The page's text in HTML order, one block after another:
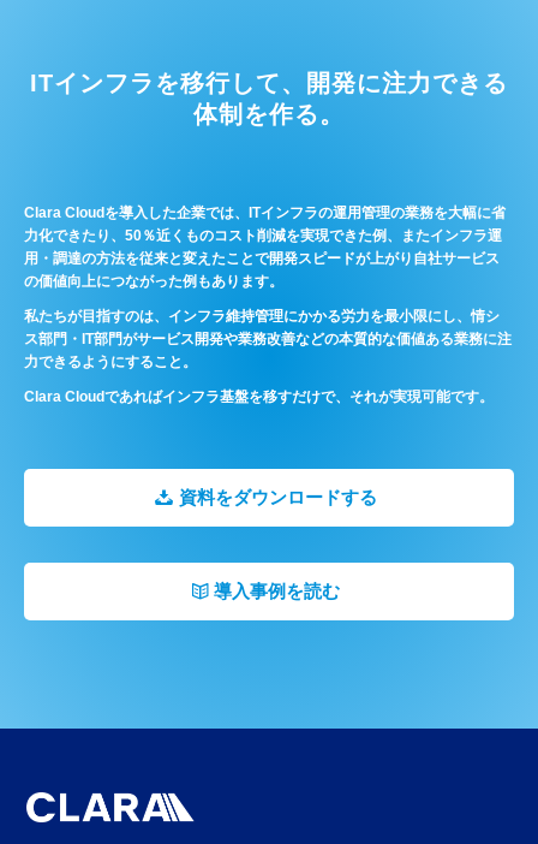
ITインフラを移行して、開発に注力できる
体制を作る。
Clara Cloudを導入した企業では、ITインフラの運用管理の業務を大幅に省
力化できたり、50％近くものコスト削減を実現できた例、またインフラ運
用・調達の方法を従来と変えたことで開発スピードが上がり自社サービス
の価値向上につながった例もあります。
私たちが目指すのは、インフラ維持管理にかかる労力を最小限にし、情シ
ス部門・IT部門がサービス開発や業務改善などの本質的な価値ある業務に注
力できるようにすること。
Clara Cloudであればインフラ基盤を移すだけで、それが実現可能です。
資料をダウンロードする
導入事例を読む